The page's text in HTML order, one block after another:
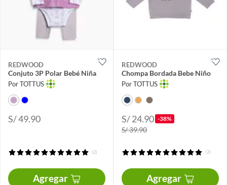
REDWOOD
Conjuto 3P Polar Bebé Niña
Por TOTTUS
S/ 49.90
(2)
Agregar
REDWOOD
Chompa Bordada Bebe Niño
Por TOTTUS
S/ 24.90 -38%
S/ 39.90
(2)
Agregar